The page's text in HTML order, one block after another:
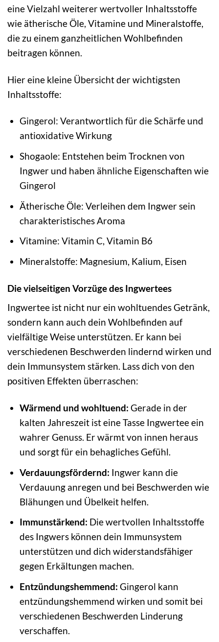
eine Vielzahl weiterer wertvoller Inhaltsstoffe
wie ätherische Öle, Vitamine und Mineralstoffe,
die zu einem ganzheitlichen Wohlbefinden
beitragen können.
Hier eine kleine Übersicht der wichtigsten
Inhaltsstoffe:
Gingerol: Verantwortlich für die Schärfe und
antioxidative Wirkung
Shogaole: Entstehen beim Trocknen von
Ingwer und haben ähnliche Eigenschaften wie
Gingerol
Ätherische Öle: Verleihen dem Ingwer sein
charakteristisches Aroma
Vitamine: Vitamin C, Vitamin B6
Mineralstoffe: Magnesium, Kalium, Eisen
Die vielseitigen Vorzüge des Ingwertees
Ingwertee ist nicht nur ein wohltuendes Getränk,
sondern kann auch dein Wohlbefinden auf
vielfältige Weise unterstützen. Er kann bei
verschiedenen Beschwerden lindernd wirken und
dein Immunsystem stärken. Lass dich von den
positiven Effekten überraschen:
Wärmend und wohltuend: Gerade in der
kalten Jahreszeit ist eine Tasse Ingwertee ein
wahrer Genuss. Er wärmt von innen heraus
und sorgt für ein behagliches Gefühl.
Verdauungsfördernd: Ingwer kann die
Verdauung anregen und bei Beschwerden wie
Blähungen und Übelkeit helfen.
Immunstärkend: Die wertvollen Inhaltsstoffe
des Ingwers können dein Immunsystem
unterstützen und dich widerstandsfähiger
gegen Erkältungen machen.
Entzündungshemmend: Gingerol kann
entzündungshemmend wirken und somit bei
verschiedenen Beschwerden Linderung
verschaffen.